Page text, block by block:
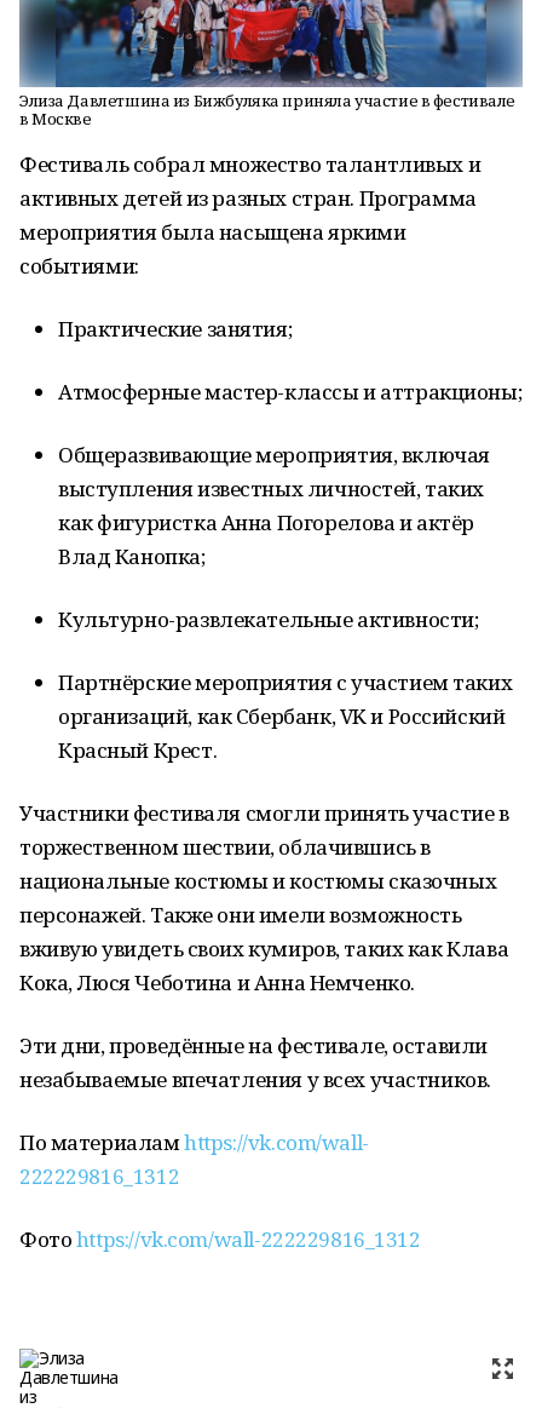
Элиза Давлетшина из Бижбуляка приняла участие в фестивале
в Москве
Фестиваль собрал множество талантливых и
активных детей из разных стран. Программа
мероприятия была насыщена яркими
событиями:
Практические занятия;
Атмосферные мастер-классы и аттракционы;
Общеразвивающие мероприятия, включая
выступления известных личностей, таких
как фигуристка Анна Погорелова и актёр
Влад Канопка;
Культурно-развлекательные активности;
Партнёрские мероприятия с участием таких
организаций, как Сбербанк, VK и Российский
Красный Крест.
Участники фестиваля смогли принять участие в
торжественном шествии, облачившись в
национальные костюмы и костюмы сказочных
персонажей. Также они имели возможность
вживую увидеть своих кумиров, таких как Клава
Кока, Люся Чеботина и Анна Немченко.
Эти дни, проведённые на фестивале, оставили
незабываемые впечатления у всех участников.
По материаламhttps://vk.com/wall-
222229816_1312
Фотоhttps://vk.com/wall-222229816_1312